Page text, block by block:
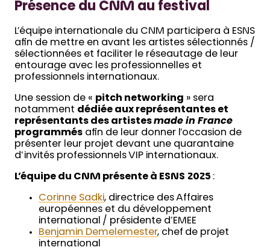
Présence du CNM au festival
L’équipe internationale du CNM participera à ESNS
afin de mettre en avant les artistes sélectionnés /
sélectionnées et faciliter le réseautage de leur
entourage avec les professionnelles et
professionnels internationaux.
Une session de « pitch networking » sera
notamment dédiée aux représentantes et
représentants des artistesmade in France
programmés afin de leur donner l’occasion de
présenter leur projet devant une quarantaine
d’invités professionnels VIP internationaux.
L’équipe du CNM présente à ESNS 2025 :
Corinne Sadki, directrice des Affaires
européennes et du développement
international / présidente d’EMEE
Benjamin Demelemester, chef de projet
international